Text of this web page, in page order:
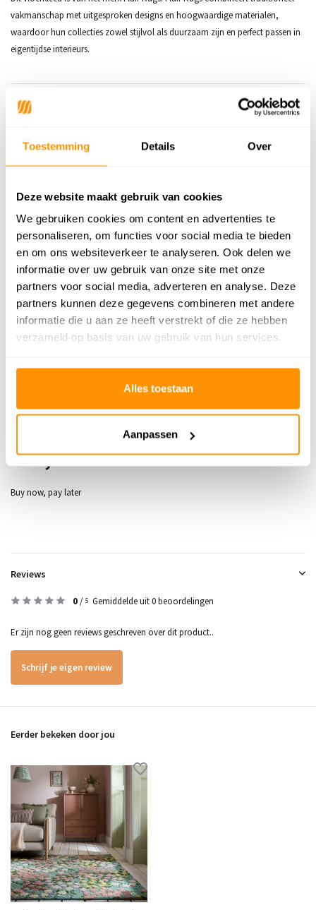
Toestemming Details Over
Deze website maakt gebruik van cookies
We gebruiken cookies om content en advertenties te
personaliseren, om functies voor social media te bieden
en om ons websiteverkeer te analyseren. Ook delen we
informatie over uw gebruik van onze site met onze
partners voor social media, adverteren en analyse. Deze
partners kunnen deze gegevens combineren met andere
informatie die u aan ze heeft verstrekt of die ze hebben
verzameld op basis van uw gebruik van hun services.
Alles toestaan
Aanpassen
339,95
Buy now, pay later
vakmanschap met uitgesproken designs en hoogwaardige materialen,
waardoor hun collecties zowel stijlvol als duurzaam zijn en perfect passen in
eigentijdse interieurs.
Productspecificaties
Materiaal
Materiaal Achterkant 75% Katoen | 25% Polyester
Poolhoogte 9mm
Gewicht 3,60kg/m²
Productiemethode Handgeweven
Vloerverwarming Geschikt
Geschikt voor: Binnen of
buiten?
Binnen
Anti allergie Nee
Reviews
0/ 5 Gemiddelde uit 0 beoordelingen
Er zijn nog geen reviews geschreven over dit product..
Schrijf je eigen review
Eerder bekeken door jou